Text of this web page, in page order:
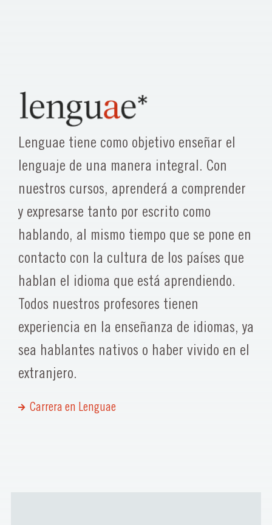
Lenguae tiene como objetivo enseñar el
lenguaje de una manera integral. Con
nuestros cursos, aprenderá a comprender
y expresarse tanto por escrito como
hablando, al mismo tiempo que se pone en
contacto con la cultura de los países que
hablan el idioma que está aprendiendo.
Todos nuestros profesores tienen
experiencia en la enseñanza de idiomas, ya
sea hablantes nativos o haber vivido en el
extranjero.
Carrera en Lenguae